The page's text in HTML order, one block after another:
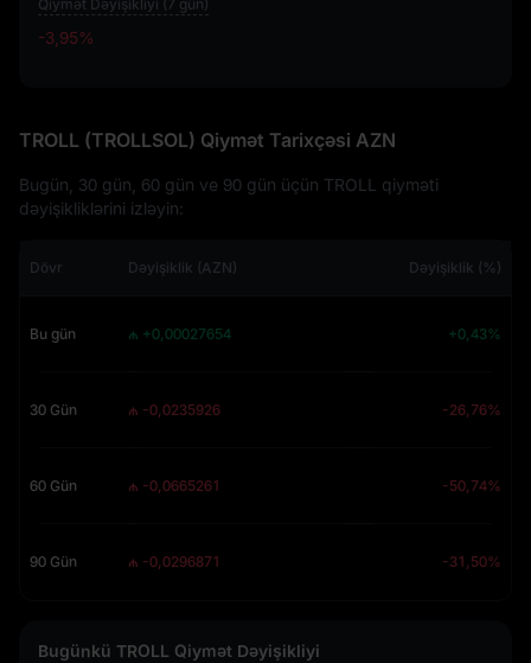
Qiymət Dəyişikliyi (7 gün)
-3,95%
TROLL (TROLLSOL) Qiymət Tarixçəsi AZN
Bugün, 30 gün, 60 gün ve 90 gün üçün TROLL qiyməti
dəyişikliklərini izləyin:
Dövr Dəyişiklik (AZN) Dəyişiklik (%)
Bu gün ₼ +0,00027654 +0,43%
30 Gün ₼ -0,0235926 -26,76%
60 Gün ₼ -0,0665261 -50,74%
90 Gün ₼ -0,0296871 -31,50%
Bugünkü TROLL Qiymət Dəyişikliyi